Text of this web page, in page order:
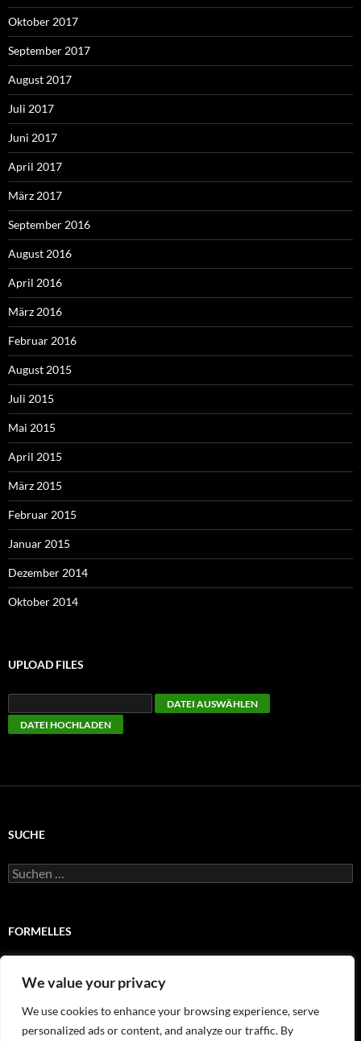
We value your privacy
We use cookies to enhance your browsing experience, serve
personalized ads or content, and analyze our traffic. By
Oktober 2017
September 2017
August 2017
Juli 2017
Juni 2017
April 2017
März 2017
September 2016
August 2016
April 2016
März 2016
Februar 2016
August 2015
Juli 2015
Mai 2015
April 2015
März 2015
Februar 2015
Januar 2015
Dezember 2014
Oktober 2014
UPLOAD FILES
SUCHE
Suchen
nach:
FORMELLES
Wir stellen uns vor